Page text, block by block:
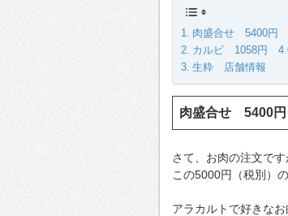
肉盛合せ 5400円
カルビ 1058円
生粋 店舗情報
肉盛合せ 5400
さて、お肉の注文で
この5000円（税別）
アラカルトで好きなお